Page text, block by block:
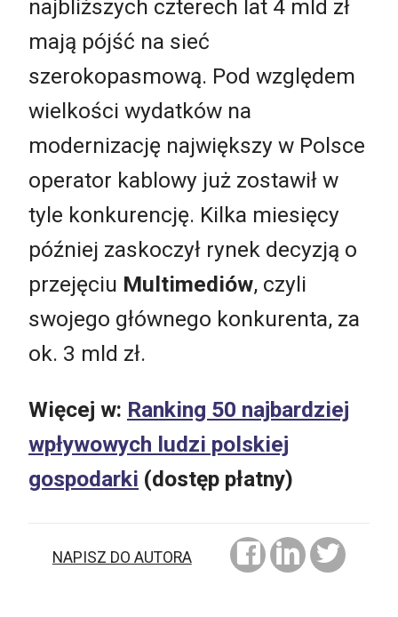
najbliższych czterech lat 4 mld zł
mają pójść na sieć
szerokopasmową. Pod względem
wielkości wydatków na
modernizację największy w Polsce
operator kablowy już zostawił w
tyle konkurencję. Kilka miesięcy
później zaskoczył rynek decyzją o
przejęciu Multimediów, czyli
swojego głównego konkurenta, za
ok. 3 mld zł.
Więcej w: Ranking 50 najbardziej
wpływowych ludzi polskiej
gospodarki (dostęp płatny)
NAPISZ DO AUTORA